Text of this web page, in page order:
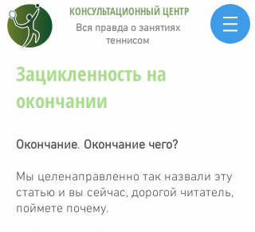
КОНСУЛЬТАЦИОННЫЙ ЦЕНТР
Вся правда о занятиях
теннисом
Зацикленность на
окончании
Окончание. Окончание чего?
Мы целенаправленно так назвали эту
статью и вы сейчас, дорогой читатель,
поймете почему.